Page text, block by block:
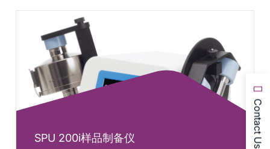
Contact Us
SPU 200i样品制备仪